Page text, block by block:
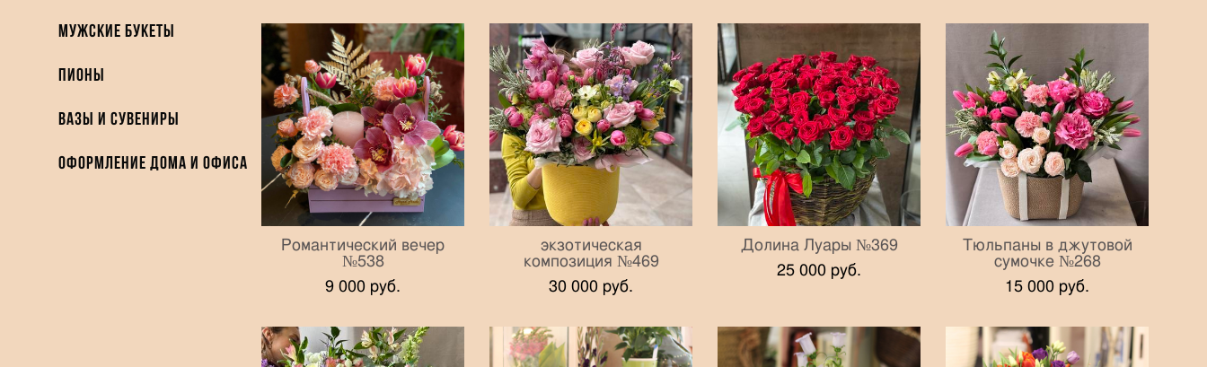
Мужские букеты
Пионы
Вазы и Сувениры
Оформление дома и офиса
Романтический вечер
№538
9 000 pуб.
экзотическая
композиция №469
30 000 pуб.
Долина Луары №369
25 000 pуб.
Тюльпаны в джутовой
сумочке №268
15 000 pуб.